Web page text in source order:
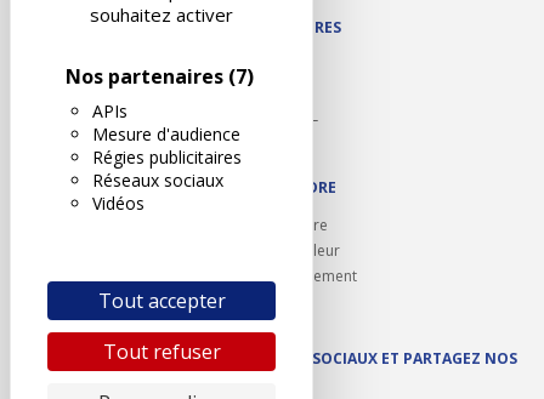
souhaitez activer
Nos partenaires (7)
APIs
Mesure d'audience
Régies publicitaires
Réseaux sociaux
Vidéos
Tout accepter
Tout refuser
NOS PARTENAIRES
Autodidact
Karoil
Autovision PL
Motovision
NOUS REJOINDRE
Ouvrir un centre
Devenez contrôleur
Carrières et recrutement
SUIVEZ AUTOVISION SUR LES RÉSEAUX SOCIAUX ET PARTAGEZ NOS